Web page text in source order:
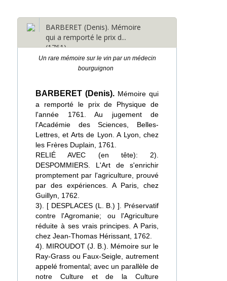
BARBERET (Denis). Mémoire
qui a remporté le prix d...
(1761)
Un rare mémoire sur le vin par un médecin
bourguignon
BARBERET (Denis). Mémoire qui
a remporté le prix de Physique de
l'année 1761. Au jugement de
l'Académie des Sciences, Belles-
Lettres, et Arts de Lyon. A Lyon, chez
les Frères Duplain, 1761.
RELIÉ AVEC (en tête): 2).
DESPOMMIERS. L'Art de s'enrichir
promptement par l'agriculture, prouvé
par des expériences. A Paris, chez
Guillyn, 1762.
3). [ DESPLACES (L. B.) ]. Préservatif
contre l'Agromanie; ou l'Agriculture
réduite à ses vrais principes. A Paris,
chez Jean-Thomas Hérissant, 1762.
4). MIROUDOT (J. B.). Mémoire sur le
Ray-Grass ou Faux-Seigle, autrement
appelé fromental; avec un parallèle de
notre Culture et de la Culture